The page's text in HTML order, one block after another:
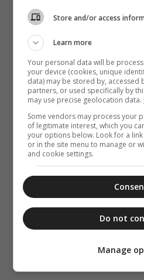
Store and/or access
Learn more
Your personal data will be
your device (cookies, unique
data) may be stored by, accessed
partners, or used specifically by
may use precise geolocation data.
Some vendors may process your
of legitimate interest, which you
your options below. Look for a
or in the site menu to manage or
and cookie settings.
Do not
Manage